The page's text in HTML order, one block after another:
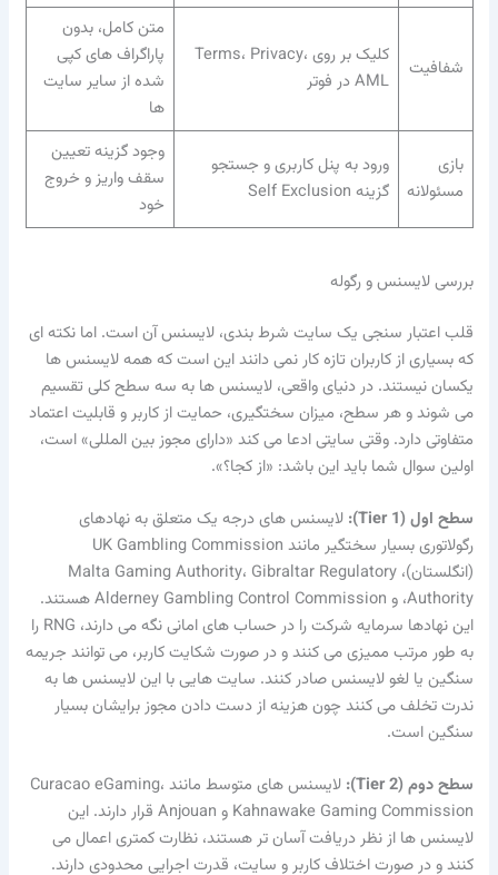
شفافیت
کلیک بر روی Terms، Privacy،
AML در فوتر
متن کامل، بدون
پاراگراف های کپی
شده از سایر سایت
ها
بازی
مسئولانه
ورود به پنل کاربری و جستجو
گزینه Self Exclusion
وجود گزینه تعیین
سقف واریز و خروج
خود
بررسی لایسنس و رگوله
قلب اعتبار سنجی یک سایت شرط بندی، لایسنس آن است. اما نکته ای
که بسیاری از کاربران تازه کار نمی دانند این است که همه لایسنس ها
یکسان نیستند. در دنیای واقعی، لایسنس ها به سه سطح کلی تقسیم
می شوند و هر سطح، میزان سختگیری، حمایت از کاربر و قابلیت اعتماد
متفاوتی دارد. وقتی سایتی ادعا می کند «دارای مجوز بین المللی» است،
اولین سوال شما باید این باشد: «از کجا؟».
سطح اول (Tier 1):
لایسنس های درجه یک متعلق به نهادهای
رگولاتوری بسیار سختگیر مانند UK Gambling Commission
(انگلستان)، Malta Gaming Authority، Gibraltar Regulatory
Authority، و Alderney Gambling Control Commission هستند.
این نهادها سرمایه شرکت را در حساب های امانی نگه می دارند، RNG را
به طور مرتب ممیزی می کنند و در صورت شکایت کاربر، می توانند جریمه
سنگین یا لغو لایسنس صادر کنند. سایت هایی با این لایسنس ها به
ندرت تخلف می کنند چون هزینه از دست دادن مجوز برایشان بسیار
سنگین است.
سطح دوم (Tier 2):
لایسنس های متوسط مانند Curacao eGaming،
Kahnawake Gaming Commission و Anjouan قرار دارند. این
لایسنس ها از نظر دریافت آسان تر هستند، نظارت کمتری اعمال می
کنند و در صورت اختلاف کاربر و سایت، قدرت اجرایی محدودی دارند.